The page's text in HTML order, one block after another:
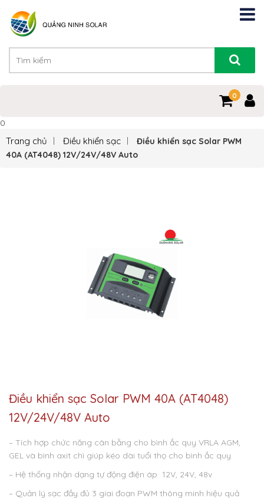
0
0
Trang chủ Điều khiển sạc
Điều khiển sạc Solar PWM
40A (AT4048) 12V/24V/48V Auto
Điều khiển sạc Solar PWM 40A (AT4048)
12V/24V/48V Auto
– Tích hợp chức năng cân bằng cho bình ắc quy VRLA AGM,
GEL và bình axit chì giúp kéo dài tuổi thọ cho bình ắc quy
– Hệ thống nhận dạng tự động điện áp 12V, 24V, 48v
– Quản lý sạc đầy đủ 3 giai đoạn PWM thông minh hiệu quả